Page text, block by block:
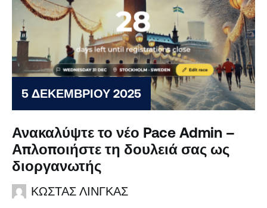
5 ΔΕΚΕΜΒΡΊΟΥ 2025
Ανακαλύψτε το νέο Pace Admin –
Απλοποιήστε τη δουλειά σας ως
διοργανωτής
ΚΏΣΤΑΣ ΛΊΝΓΚΑΣ